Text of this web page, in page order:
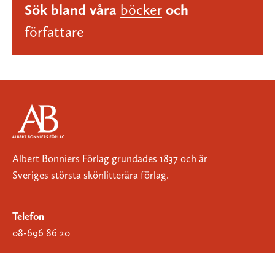
Sök bland våra böcker och
författare
Albert Bonniers Förlag grundades 1837 och är
Sveriges största skönlitterära förlag.
Telefon
08-696 86 20